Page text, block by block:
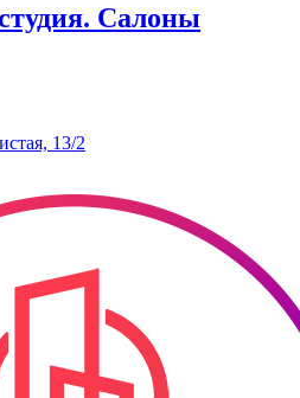
Салоны
13/2